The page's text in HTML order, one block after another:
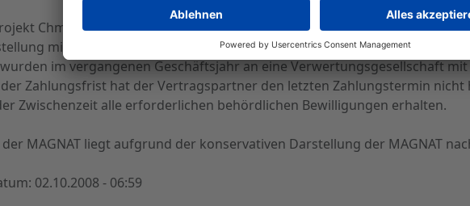
Chmelnitzkij ist ein Großmarktzentrum in der Ukraine mit insgesamt
mit einem Investment von 2,0 Mio. EUR finanziert und damit den
im vergangenen Geschäftsjahr an eine Verwertungsgesellschaft
Zahlungsfrist hat der Vertragspartner den letzten Zahlungstermin
Zwischenzeit alle erforderlichen behördlichen Bewilligungen erhalten.
MAGNAT liegt aufgrund der konservativen Darstellung der MAGNAT
02.10.2008 - 06:59